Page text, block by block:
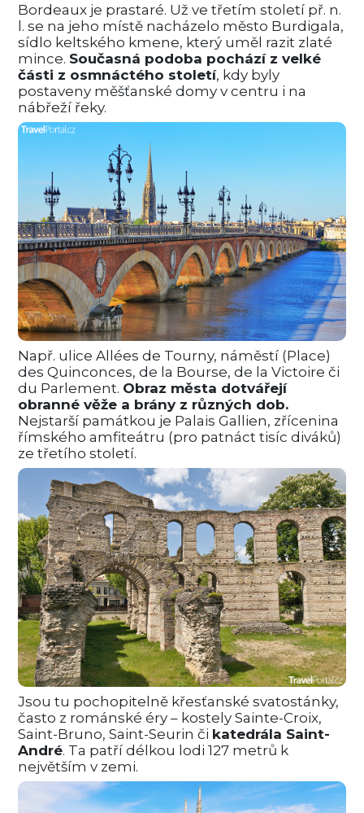
Bordeaux je prastaré. Už ve třetím století př. n.
l. se na jeho místě nacházelo město Burdigala,
sídlo keltského kmene, který uměl razit zlaté
mince. Současná podoba pochází z velké
části z osmnáctého století, kdy byly
postaveny měšťanské domy v centru i na
nábřeží řeky.
Např. ulice Allées de Tourny, náměstí (Place)
des Quinconces, de la Bourse, de la Victoire či
du Parlement. Obraz města dotvářejí
obranné věže a brány z různých dob.
Nejstarší památkou je Palais Gallien, zřícenina
římského amfiteátru (pro patnáct tisíc diváků)
ze třetího století.
Jsou tu pochopitelně křesťanské svatostánky,
často z románské éry – kostely Sainte-Croix,
Saint-Bruno, Saint-Seurin či katedrála Saint-
André. Ta patří délkou lodi 127 metrů k
největším v zemi.